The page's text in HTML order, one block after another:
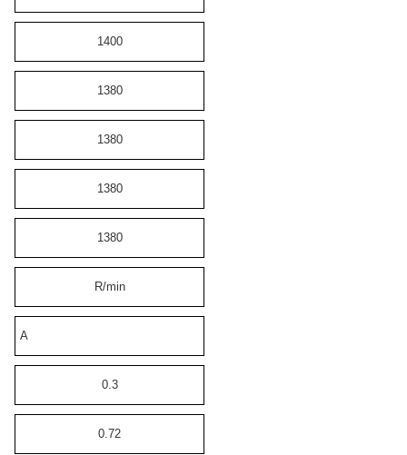
1400
1380
1380
1380
1380
R/min
A
0.3
0.72